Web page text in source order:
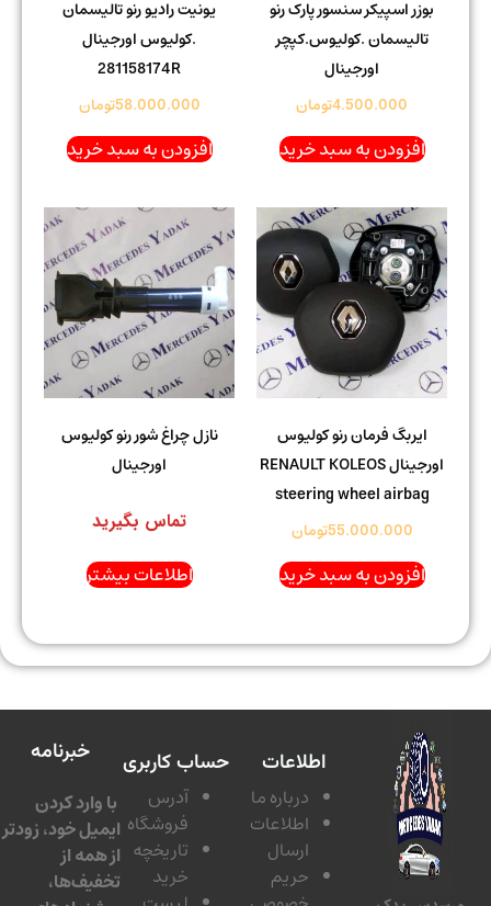
بوزر اسپیکر سنسور پارک رنو
تالیسمان .کولیوس.کپچر
اورجینال
4.500.000تومان
افزودن به سبد خرید
یونیت رادیو رنو تالیسمان
.کولیوس اورجینال
281158174R
58.000.000تومان
افزودن به سبد خرید
ایربگ فرمان رنو کولیوس
اورجینال RENAULT KOLEOS
steering wheel airbag
55.000.000تومان
افزودن به سبد خرید
نازل چراغ شور رنو کولیوس
اورجینال
تماس بگیرید
اطلاعات بیشتر
اطلاعات
درباره ما
اطلاعات
ارسال
حریم
حساب کاربری
آدرس
فروشگاه
تاریخچه
خبرنامه
با وارد کردن
ایمیل خود، زودتر
از همه از
تخفیف‌ها،